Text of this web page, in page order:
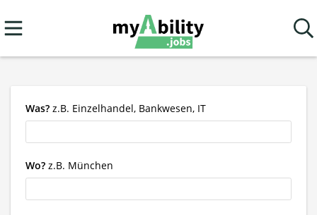
Was? z.B. Einzelhandel, Bankwesen, IT
Wo? z.B. München